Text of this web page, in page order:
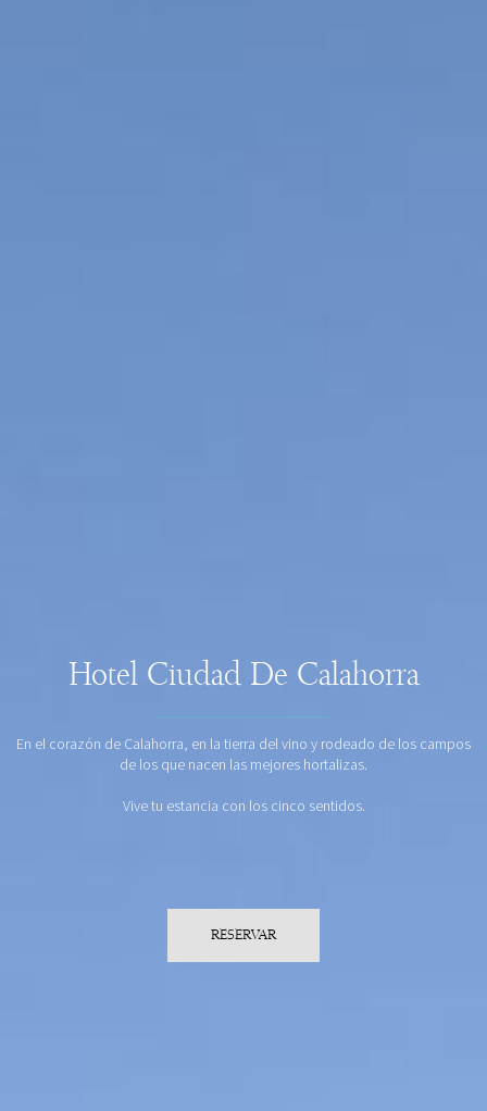
Hotel Ciudad De Calahorra
En el corazón de Calahorra, en la tierra del vino y rodeado de los campos
de los que nacen las mejores hortalizas.
Vive tu estancia con los cinco sentidos.
RESERVAR